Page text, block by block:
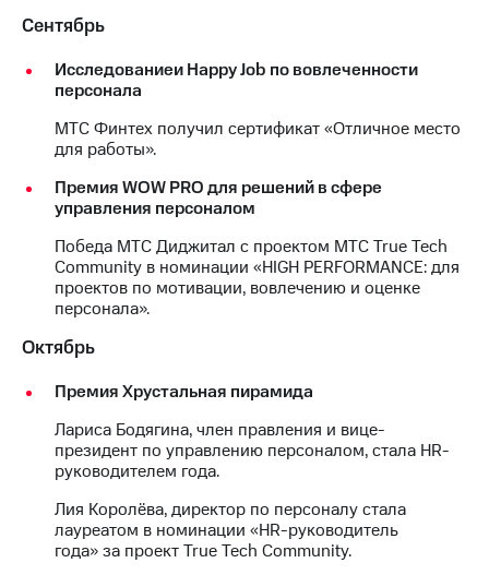
Сентябрь
Исследованиеи Happy Job по вовлеченности
персонала
МТС Финтех получил сертификат «Отличное место
для работы».
Премия WOW PRO для решений в сфере
управления персоналом
Победа МТС Диджитал с проектом МТС True Tech
Community в номинации «HIGH PERFORMANCE: для
проектов по мотивации, вовлечению и оценке
персонала».
Октябрь
Премия Хрустальная пирамида
Лариса Бодягина, член правления и вице-
президент по управлению персоналом, стала HR-
руководителем года.
Лия Королёва, директор по персоналу стала
лауреатом в номинации «HR-руководитель
года» за проект True Tech Community.